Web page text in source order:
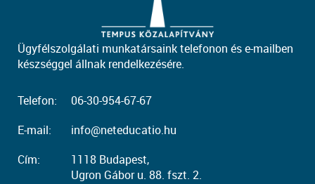
Ügyfélszolgálati munkatársaink telefonon és e-mailben
készséggel állnak rendelkezésére.
Telefon:
06-30-954-67-67
E-mail:
info@neteducatio.hu
Cím:
1118 Budapest,
Ugron Gábor u. 88. fszt. 2.